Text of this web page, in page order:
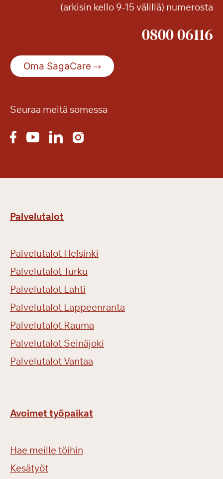
(arkisin kello 9-15 välillä) numerosta
0800 06116
Oma SagaCare
Seuraa meitä somessa
Palvelutalot
Palvelutalot Helsinki
Palvelutalot Turku
Palvelutalot Lahti
Palvelutalot Lappeenranta
Palvelutalot Rauma
Palvelutalot Seinäjoki
Palvelutalot Vantaa
Avoimet työpaikat
Hae meille töihin
Kesätyöt